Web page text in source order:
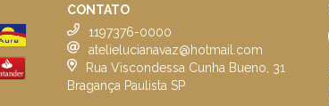
CONTATO
1197376-0000
atelielucianavaz@hotmail.com
Rua Viscondessa Cunha Bueno, 31
Bragança Paulista SP